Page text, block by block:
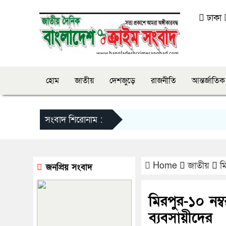
ঢাকা
হোম জাতীয় দেশজুড়ে রাজনীতি আন্তর্জাতিক
সংবাদ শিরোনাম :
Home জাতীয়
মিরপুর-১০
ব্যবসায়ীদের
জনপ্রিয় সংবাদ